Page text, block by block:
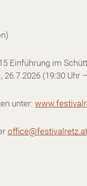
Einführung im
26.7.2026 (19:30
unter:
office@festivalretz.at